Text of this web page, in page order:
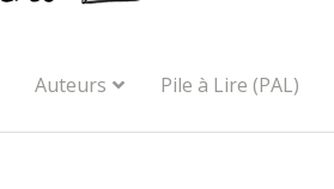
Auteurs Pile à Lire (PAL)